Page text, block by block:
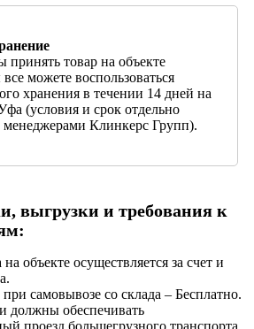
принять товар на объекте
можете воспользоваться
хранения в течении 14 дней на
(условия и срок отдельно
менеджерами Клинкерс Групп).
выгрузки и требования к
на объекте осуществляется за счет и
самовывозе со склада – Бесплатно.
должны обеспечивать
проезд большегрузного транспорта,